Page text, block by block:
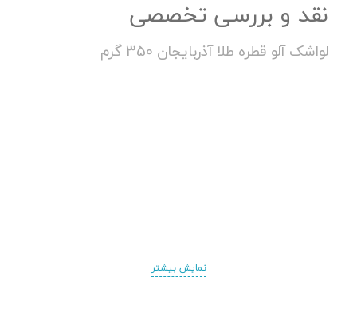
نقد و بررسی تخصصی
لواشک آلو قطره طلا آذربایجان 350 گرم
نمایش بیشتر